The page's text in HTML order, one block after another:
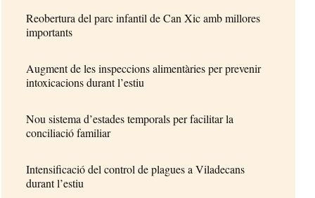
Reobertura del parc infantil de Can Xic amb millores
importants
Augment de les inspeccions alimentàries per prevenir
intoxicacions durant l’estiu
Nou sistema d’estades temporals per facilitar la
conciliació familiar
Intensificació del control de plagues a Viladecans
durant l’estiu